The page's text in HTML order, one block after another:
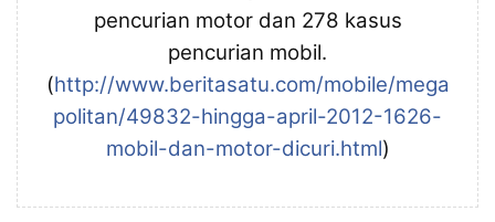
pencurian motor dan 278 kasus
pencurian mobil.
(http://www.beritasatu.com/mobile/mega
politan/49832-hingga-april-2012-1626-
mobil-dan-motor-dicuri.html)